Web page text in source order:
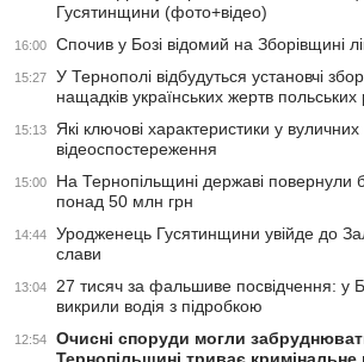
Гусятинщини (фото+відео)
16:00 Спочив у Бозі відомий на Зборівщині
15:27
У Тернополі відбудуться установчі
нащадків українських жертв польських
15:13
Які ключові характеристики у
відеоспостереження
15:00
На Тернопільщині державі повернули
понад 50 млн грн
14:44
Уродженець Гусятинщини увійде до
слави
13:04
27 тисяч за фальшиве посвідчення: у
викрили водія з підробкою
12:54
Очисні споруди могли